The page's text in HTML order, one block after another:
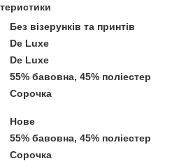
Без візерунків та принтів
De Luxe
De Luxe
55% бавовна, 45% поліестер
Сорочка
Нове
55% бавовна, 45% поліестер
Сорочка